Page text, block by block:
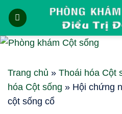
Skip
content
Trang chủ » Thoái hóa Cột
hóa Cột sống » Hội chứng
cột sống cổ